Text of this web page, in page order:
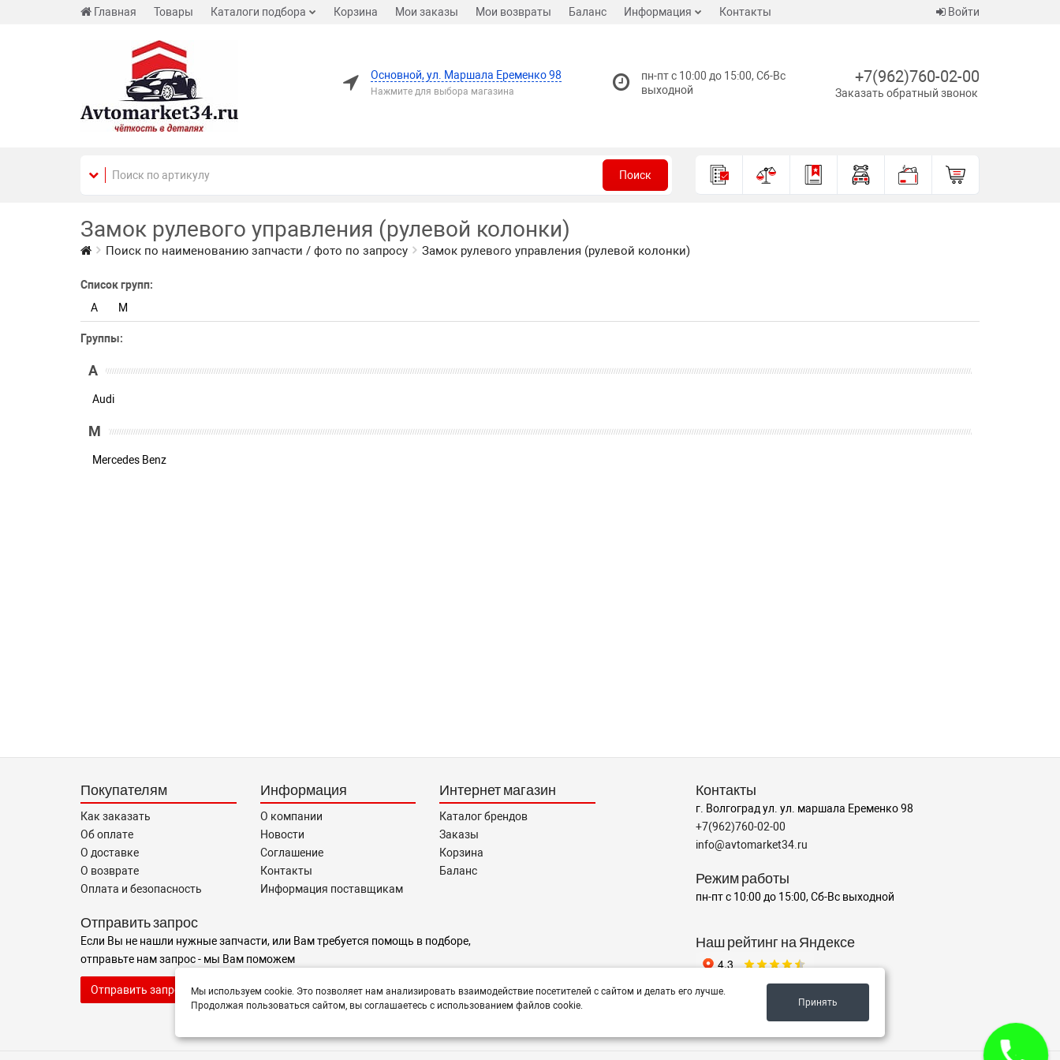
Главная Товары Каталоги подбора Корзина Мои заказы Мои возвраты Баланс Информация Контакты Войти
Основной, ул. Маршала Еременко 98
Нажмите для выбора магазина
пн-пт с 10:00 до 15:00, Сб-Вс
выходной
+7(962)760-02-00
Заказать обратный звонок
Поиск
Замок рулевого управления (рулевой колонки)
Поиск по наименованию запчасти / фото по запросу Замок рулевого управления (рулевой колонки)
Список групп:
A
M
Группы:
A
Audi
M
Mercedes Benz
Покупателям
Как заказать
Об оплате
О доставке
О возврате
Оплата и безопасность
Информация
О компании
Новости
Соглашение
Контакты
Информация поставщикам
Интернет магазин
Каталог брендов
Заказы
Корзина
Баланс
Отправить запрос
Если Вы не нашли нужные запчасти, или Вам требуется помощь в подборе,
отправьте нам запрос - мы Вам поможем
Отправить запрос продавцу
Контакты
г. Волгоград ул. ул. маршала Еременко 98
+7(962)760-02-00
info@avtomarket34.ru
Режим работы
пн-пт с 10:00 до 15:00, Сб-Вс выходной
Наш рейтинг на Яндексе
Мы используем cookie. Это позволяет нам анализировать взаимодействие посетителей с сайтом и делать его лучше.
Продолжая пользоваться сайтом, вы соглашаетесь с использованием файлов cookie.
Принять